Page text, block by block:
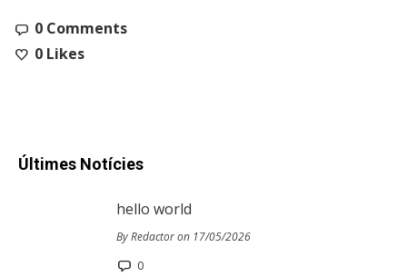
0 Comments
0 Likes
Últimes Notícies
hello world
By Redactor on 17/05/2026
0